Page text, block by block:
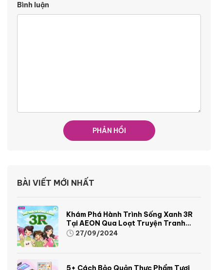
Bình luận
BÀI VIẾT MỚI NHẤT
Khám Phá Hành Trình Sống Xanh 3R
Tại AEON Qua Loạt Truyện Tranh
Sinh Động Và Thú Vị
27/09/2024
5+ Cách Bảo Quản Thực Phẩm Tươi